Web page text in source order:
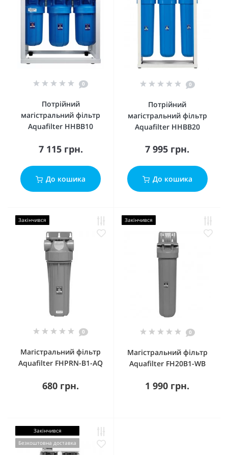
0
Потрійний
магістральний фільтр
Aquafilter HHBB10
7 115 грн.
До кошика
0
Потрійний
магістральний фільтр
Aquafilter HHBB20
7 995 грн.
До кошика
Закінчився
0
Магістральний фільтр
Aquafilter FHPRN-B1-AQ
680 грн.
Закінчився
0
Магістральний фільтр
Aquafilter FH20B1-WB
1 990 грн.
Закінчився
Безкоштовна доставка